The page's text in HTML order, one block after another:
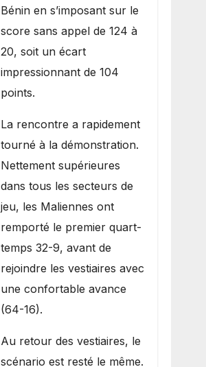
Bénin en s’imposant sur le
score sans appel de 124 à
20, soit un écart
impressionnant de 104
points.
La rencontre a rapidement
tourné à la démonstration.
Nettement supérieures
dans tous les secteurs de
jeu, les Maliennes ont
remporté le premier quart-
temps 32-9, avant de
rejoindre les vestiaires avec
une confortable avance
(64-16).
Au retour des vestiaires, le
scénario est resté le même.